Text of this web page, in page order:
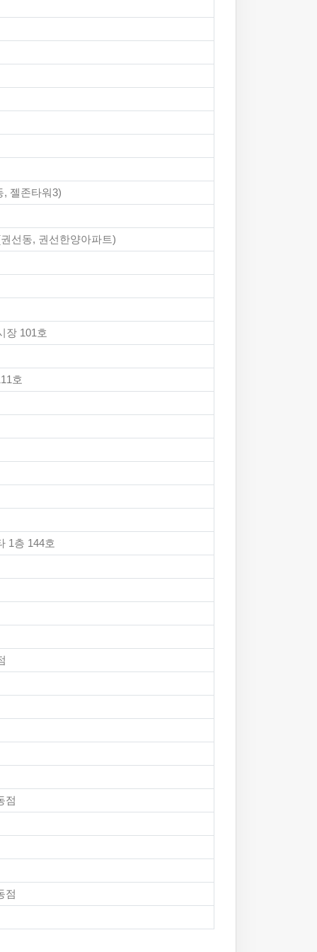
, 젤존타워3)
선동, 권선한양아파트)
장 101호
호
1층 144호
점
점